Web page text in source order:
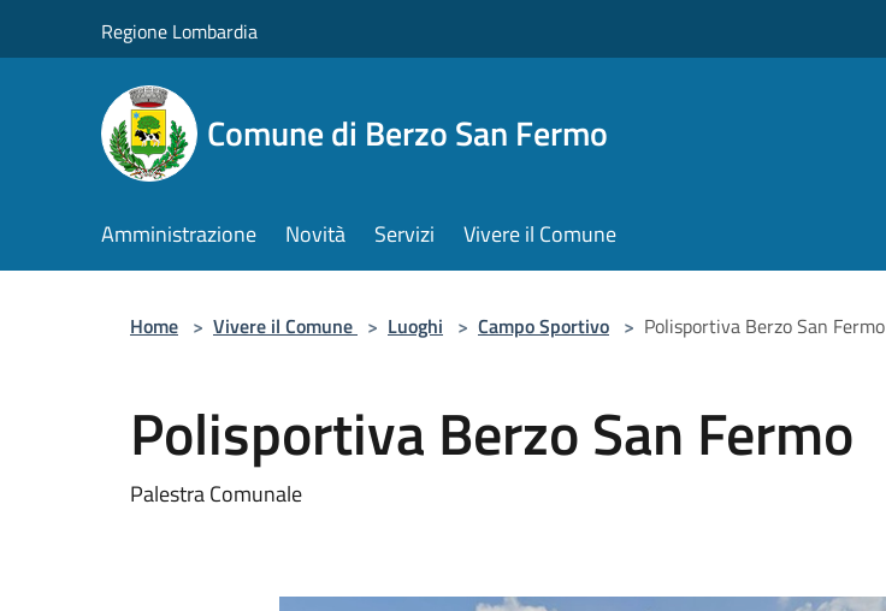
Regione Lombardia
Comune di Berzo San Fermo
Amministrazione Novità Servizi Vivere il Comune
Home > Vivere il Comune > Luoghi > Campo Sportivo > Polisportiva Berzo San Fermo
Polisportiva Berzo San Fermo
Palestra Comunale